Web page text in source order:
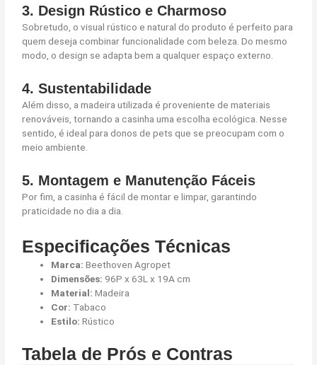
3. Design Rústico e Charmoso
Sobretudo, o visual rústico e natural do produto é perfeito para
quem deseja combinar funcionalidade com beleza. Do mesmo
modo, o design se adapta bem a qualquer espaço externo.
4. Sustentabilidade
Além disso, a madeira utilizada é proveniente de materiais
renováveis, tornando a casinha uma escolha ecológica. Nesse
sentido, é ideal para donos de pets que se preocupam com o
meio ambiente.
5. Montagem e Manutenção Fáceis
Por fim, a casinha é fácil de montar e limpar, garantindo
praticidade no dia a dia.
Especificações Técnicas
Marca: Beethoven Agropet
Dimensões: 96P x 63L x 19A cm
Material: Madeira
Cor: Tabaco
Estilo: Rústico
Tabela de Prós e Contras